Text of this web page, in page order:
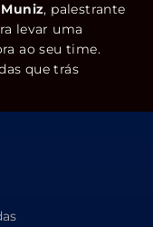
, palestrante
levar uma
ao seu time.
que trás